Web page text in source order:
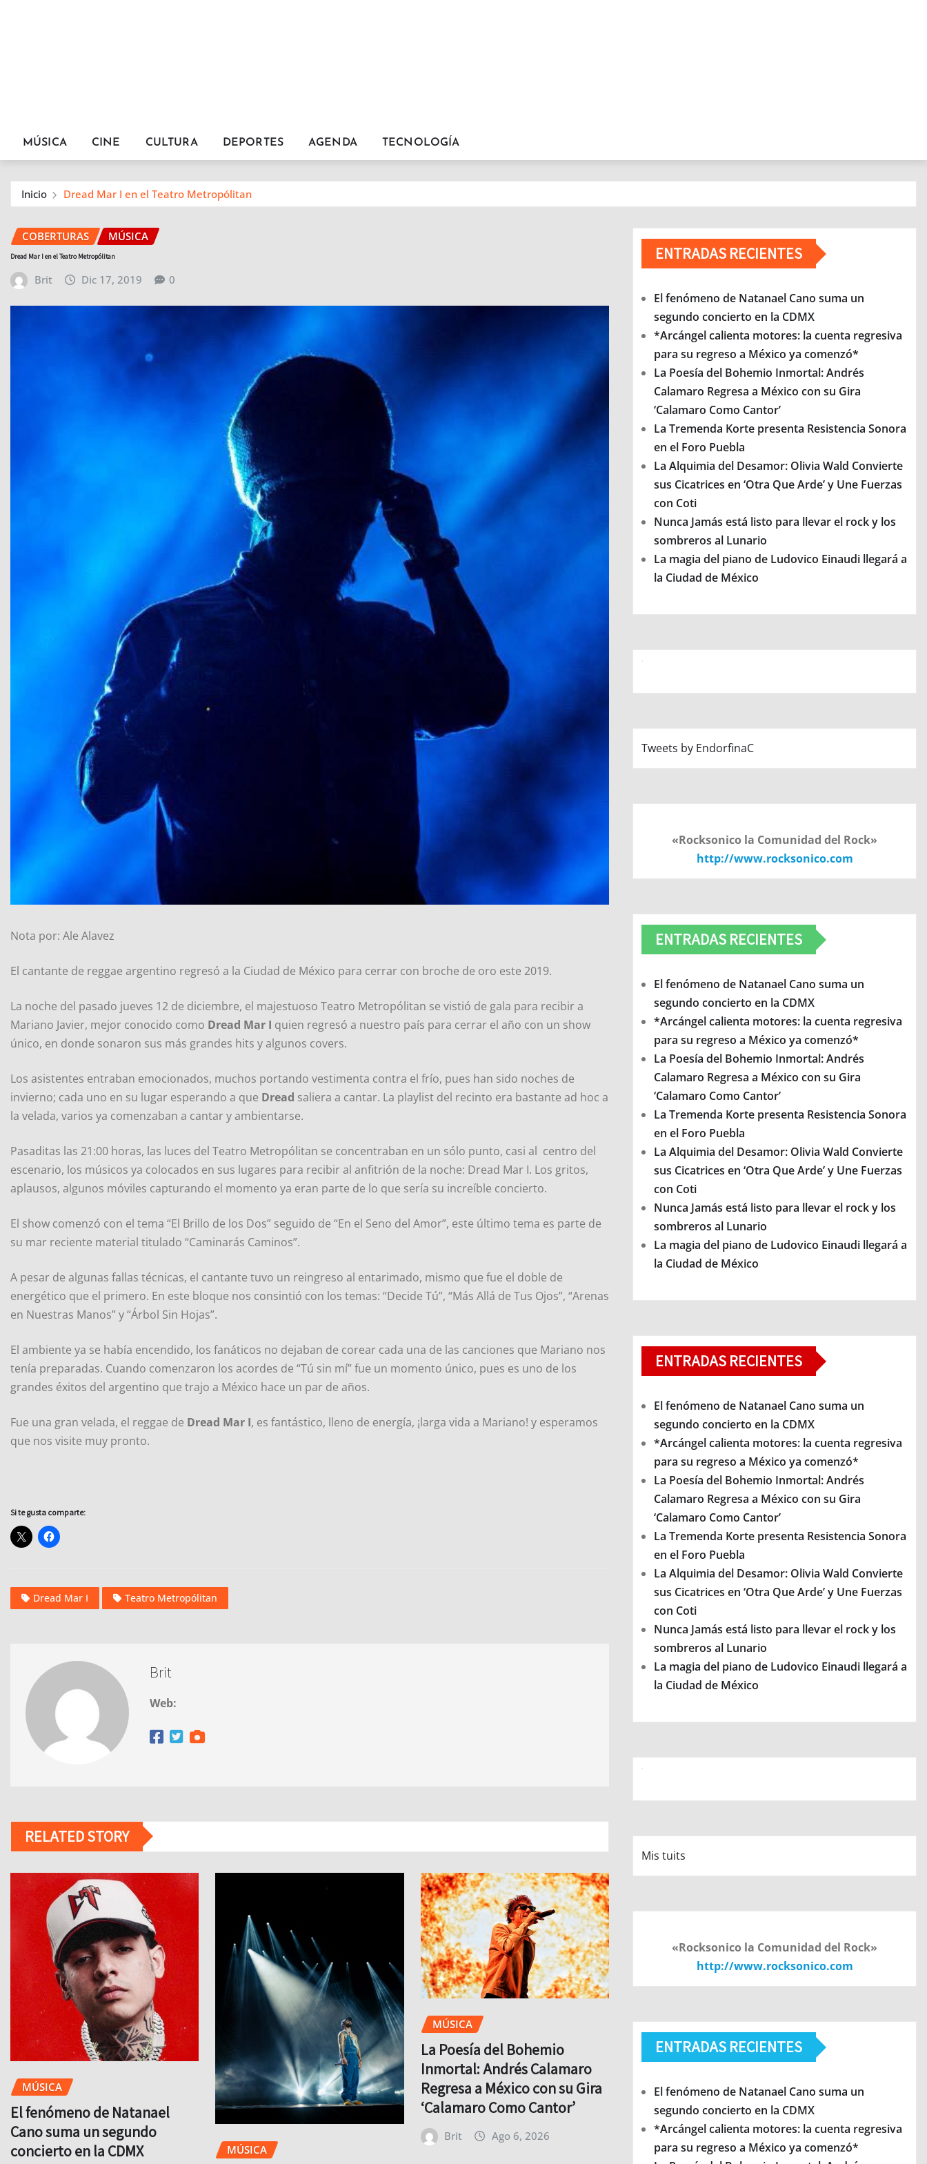
MÚSICA CINE CULTURA DEPORTES AGENDA TECNOLOGÍA
Inicio Dread Mar I en el Teatro Metropólitan
COBERTURAS MÚSICA
Dread Mar I en el Teatro Metropólitan
Brit Dic 17, 2019 0
Nota por: Ale Alavez
El cantante de reggae argentino regresó a la Ciudad de México para cerrar con broche de oro este 2019.
La noche del pasado jueves 12 de diciembre, el majestuoso Teatro Metropólitan se vistió de gala para recibir a
Mariano Javier, mejor conocido como Dread Mar I quien regresó a nuestro país para cerrar el año con un show
único, en donde sonaron sus más grandes hits y algunos covers.
Los asistentes entraban emocionados, muchos portando vestimenta contra el frío, pues han sido noches de
invierno; cada uno en su lugar esperando a que Dread saliera a cantar. La playlist del recinto era bastante ad hoc a
la velada, varios ya comenzaban a cantar y ambientarse.
Pasaditas las 21:00 horas, las luces del Teatro Metropólitan se concentraban en un sólo punto, casi al centro del
escenario, los músicos ya colocados en sus lugares para recibir al anfitrión de la noche: Dread Mar I. Los gritos,
aplausos, algunos móviles capturando el momento ya eran parte de lo que sería su increíble concierto.
El show comenzó con el tema “El Brillo de los Dos” seguido de “En el Seno del Amor”, este último tema es parte de
su mar reciente material titulado “Caminarás Caminos”.
A pesar de algunas fallas técnicas, el cantante tuvo un reingreso al entarimado, mismo que fue el doble de
energético que el primero. En este bloque nos consintió con los temas: “Decide Tú”, “Más Allá de Tus Ojos”, “Arenas
en Nuestras Manos” y “Árbol Sin Hojas”.
El ambiente ya se había encendido, los fanáticos no dejaban de corear cada una de las canciones que Mariano nos
tenía preparadas. Cuando comenzaron los acordes de “Tú sin mí” fue un momento único, pues es uno de los
grandes éxitos del argentino que trajo a México hace un par de años.
Fue una gran velada, el reggae de Dread Mar I, es fantástico, lleno de energía, ¡larga vida a Mariano! y esperamos
que nos visite muy pronto.
Si te gusta comparte:
Dread Mar I Teatro Metropólitan
Brit
Web:
RELATED STORY
MÚSICA
El fenómeno de Natanael
Cano suma un segundo
concierto en la CDMX
MÚSICA
MÚSICA
La Poesía del Bohemio
Inmortal: Andrés Calamaro
Regresa a México con su Gira
‘Calamaro Como Cantor’
Brit Ago 6, 2026
ENTRADAS RECIENTES
El fenómeno de Natanael Cano suma un
segundo concierto en la CDMX
*Arcángel calienta motores: la cuenta regresiva
para su regreso a México ya comenzó*
La Poesía del Bohemio Inmortal: Andrés
Calamaro Regresa a México con su Gira
‘Calamaro Como Cantor’
La Tremenda Korte presenta Resistencia Sonora
en el Foro Puebla
La Alquimia del Desamor: Olivia Wald Convierte
sus Cicatrices en ‘Otra Que Arde’ y Une Fuerzas
con Coti
Nunca Jamás está listo para llevar el rock y los
sombreros al Lunario
La magia del piano de Ludovico Einaudi llegará a
la Ciudad de México
Tweets by EndorfinaC
«Rocksonico la Comunidad del Rock»
http://www.rocksonico.com
ENTRADAS RECIENTES
El fenómeno de Natanael Cano suma un
segundo concierto en la CDMX
*Arcángel calienta motores: la cuenta regresiva
para su regreso a México ya comenzó*
La Poesía del Bohemio Inmortal: Andrés
Calamaro Regresa a México con su Gira
‘Calamaro Como Cantor’
La Tremenda Korte presenta Resistencia Sonora
en el Foro Puebla
La Alquimia del Desamor: Olivia Wald Convierte
sus Cicatrices en ‘Otra Que Arde’ y Une Fuerzas
con Coti
Nunca Jamás está listo para llevar el rock y los
sombreros al Lunario
La magia del piano de Ludovico Einaudi llegará a
la Ciudad de México
ENTRADAS RECIENTES
El fenómeno de Natanael Cano suma un
segundo concierto en la CDMX
*Arcángel calienta motores: la cuenta regresiva
para su regreso a México ya comenzó*
La Poesía del Bohemio Inmortal: Andrés
Calamaro Regresa a México con su Gira
‘Calamaro Como Cantor’
La Tremenda Korte presenta Resistencia Sonora
en el Foro Puebla
La Alquimia del Desamor: Olivia Wald Convierte
sus Cicatrices en ‘Otra Que Arde’ y Une Fuerzas
con Coti
Nunca Jamás está listo para llevar el rock y los
sombreros al Lunario
La magia del piano de Ludovico Einaudi llegará a
la Ciudad de México
Mis tuits
«Rocksonico la Comunidad del Rock»
http://www.rocksonico.com
ENTRADAS RECIENTES
El fenómeno de Natanael Cano suma un
segundo concierto en la CDMX
*Arcángel calienta motores: la cuenta regresiva
para su regreso a México ya comenzó*